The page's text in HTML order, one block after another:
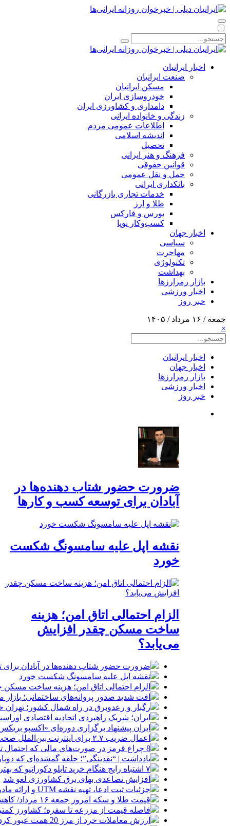
اخبار ایرانیان
صنعت ایرانیان
مسکن ایرانیان
خودروسازی ایران
دامداری و کشاورزی ایران
زندگی و خانواده ایرانی
اطلاعات عمومی مردم
اندیشه اسلامی
تحصیل
فرهنگ و هنر ایرانی
قوانین حقوقی
حمل و نقل عمومی
بانکداری ایرانی
خدمات تجاری بازرگانی
طلا و ارز
بورس و فارکس
کسب‌وکار نوپا
اخبار جهان
سیاسی
مهاجرت
تکنولوژی
بهداشت
بازار رمزارزها
اخبار ورزشی
خبر روز
جمعه / ۱۶ مرداد / ۱۴۰۵
×
اخبار ایرانیان
اخبار جهان
بازار رمزارزها
اخبار ورزشی
خبر روز
ضرورت حضور شتاب ‌دهنده‌ها در
آبادان برای توسعه کسب‌ و کارها
نقشه اپل علیه سامسونگ شکست
خورد
الزام احتمالی اتاق امن؛ هزینه
ساخت مسکن چقدر افزایش
می‌یابد؟
ضرورت حضور شتاب ‌دهنده‌ها در آبادان
نقشه اپل علیه سامسونگ شکست خورد
الزام احتمالی اتاق امن؛ هزینه ساخت مسکن
افت شدید صدور پروانه‌های ساختمانی؛
رگبار و رعدوبرق در راه شمال کشور؛
ایران؛ شریک راهبردی اتحادیه اقتصادی
ایران پیشنهاد برگزاری دوره‌ای «اکسپو
اعمال ضریب ۲.۷ برای اینترنت بین‌الملل صحت دارد؟ / واکنش سازمان تنظیم مقررات
8 چراغ قرمز در صورت‌های مالی که احتمال تقلب را آشکار می‌کند
یادداشت | “نقدینگی”؛ حلقه گمشده‌ای که
۷ اشتباه رایج هنگام خرید تابلو دکوراتیو که بهتر است مرتکب نشوید
افزایش تصاعدی بهای برق کشاورزی لغو شد
جزئیات ثبت ادعا، تهیه نقشه UTM و ارائه مادر سند اعلام شد
قیمت طلا و سکه امروز جمعه ۱۶ مرداد/ کاهش قیمت ها+ جدول و جزییات
فاصله قیمت از مزرعه تا سفره؛ کشاورز
ارزش معاملات خرد از مرز 20 همت عبور کرد